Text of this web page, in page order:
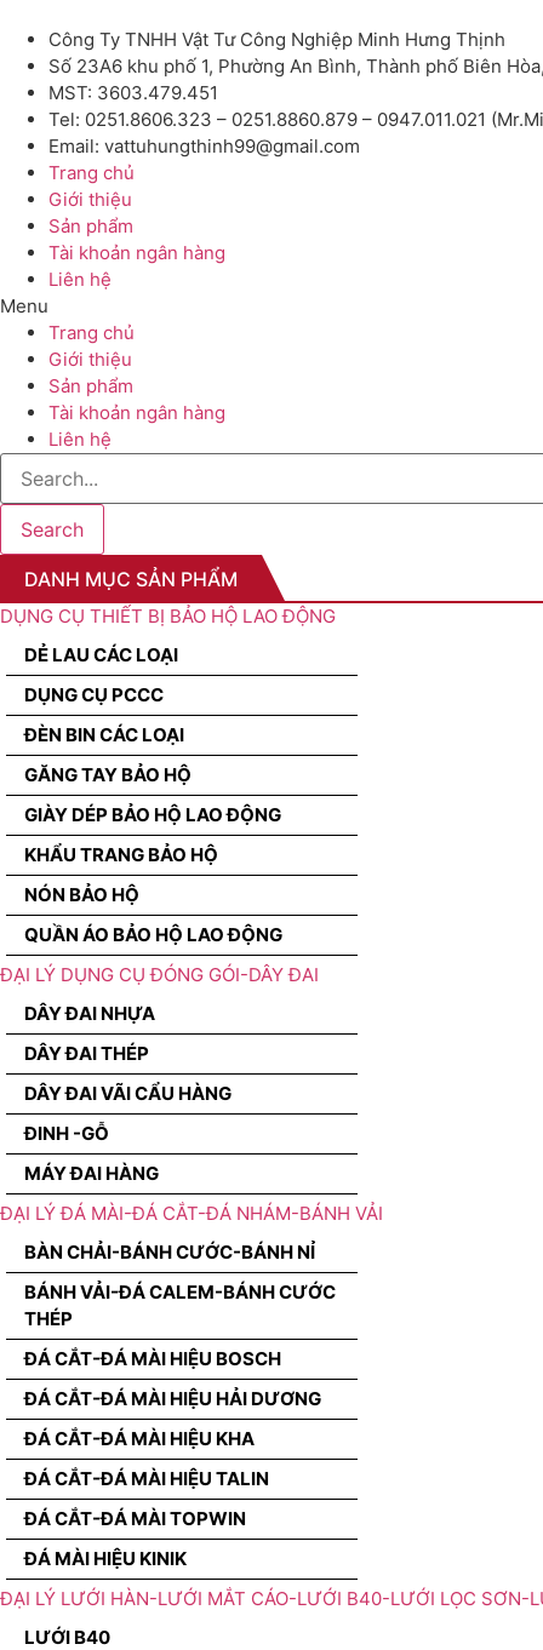
Công Ty TNHH Vật Tư Công Nghiệp Minh Hưng Thịnh
Số 23A6 khu phố 1, Phường An Bình, Thành phố Biên
MST: 3603.479.451
Tel: 0251.8606.323 – 0251.8860.879 – 0947.011.021
Email: vattuhungthinh99@gmail.com
Trang chủ
Giới thiệu
Sản phẩm
Tài khoản ngân hàng
Liên hệ
Menu
Trang chủ
Giới thiệu
Sản phẩm
Tài khoản ngân hàng
Liên hệ
Search
DANH MỤC SẢN PHẨM
DỤNG CỤ THIẾT BỊ BẢO HỘ LAO ĐỘNG
DẺ LAU CÁC LOẠI
DỤNG CỤ PCCC
ĐÈN BIN CÁC LOẠI
GĂNG TAY BẢO HỘ
GIÀY DÉP BẢO HỘ LAO ĐỘNG
KHẨU TRANG BẢO HỘ
NÓN BẢO HỘ
QUẦN ÁO BẢO HỘ LAO ĐỘNG
ĐẠI LÝ DỤNG CỤ ĐÓNG GÓI-DÂY ĐAI
DÂY ĐAI NHỰA
DÂY ĐAI THÉP
DÂY ĐAI VÃI CẨU HÀNG
ĐINH -GỖ
MÁY ĐAI HÀNG
ĐẠI LÝ ĐÁ MÀI-ĐÁ CẮT-ĐÁ NHÁM-BÁNH VẢI
BÀN CHẢI-BÁNH CƯỚC-BÁNH NỈ
BÁNH VẢI-ĐÁ CALEM-BÁNH CƯỚC
THÉP
ĐÁ CẮT-ĐÁ MÀI HIỆU BOSCH
ĐÁ CẮT-ĐÁ MÀI HIỆU HẢI DƯƠNG
ĐÁ CẮT-ĐÁ MÀI HIỆU KHA
ĐÁ CẮT-ĐÁ MÀI HIỆU TALIN
ĐÁ CẮT-ĐÁ MÀI TOPWIN
ĐÁ MÀI HIỆU KINIK
ĐẠI LÝ LƯỚI HÀN-LƯỚI MẮT CÁO-LƯỚI B40-LƯỚI LỌC SƠN-
LƯỚI B40